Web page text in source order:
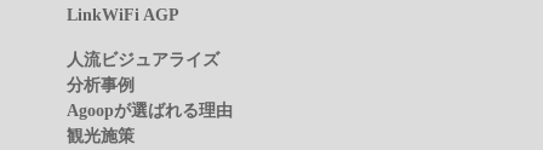
LinkWiFi AGP
人流ビジュアライズ
分析事例
Agoopが選ばれる理由
観光施策